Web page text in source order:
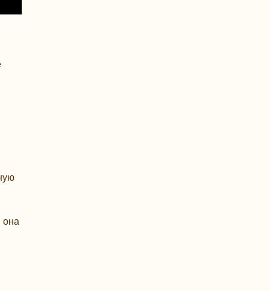
она